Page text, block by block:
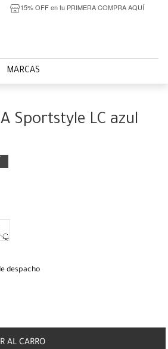
15% OFF en tu PRIMERA COMPRA AQUÍ
MARCAS
Sportstyle LC azul
despacho
AL CARRO